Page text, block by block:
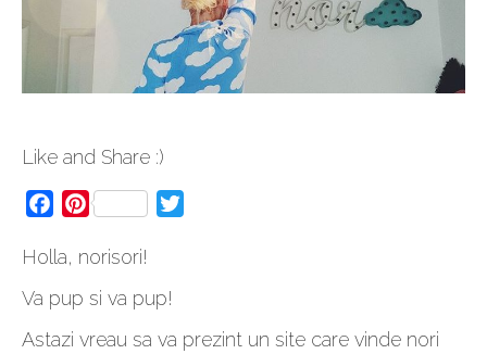
Like and Share :)
FacebookPinterest
Holla, norisori!
Va pup si va pup!
Astazi vreau sa va prezint un site care vinde nori